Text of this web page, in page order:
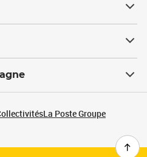
La Poste Groupe